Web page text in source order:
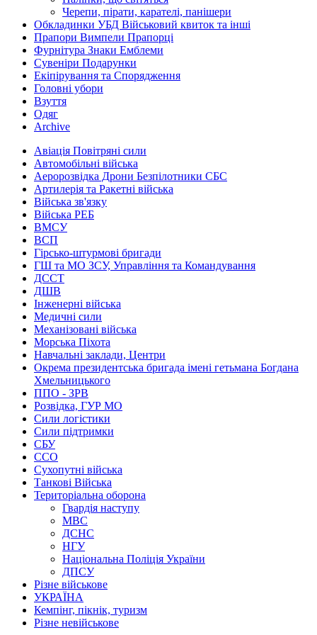
Черепи, пірати, карателі, панішери
Обкладинки УБД Військовий квиток та інші
Прапори Вимпели Прапорці
Фурнітура Знаки Емблеми
Сувеніри Подарунки
Екіпірування та Спорядження
Головні убори
Взуття
Одяг
Archive
Авіація Повітряні сили
Автомобільні війська
Аеророзвідка Дрони Безпілотники СБС
Артилерія та Ракетні війська
Війська зв'язку
Війська РЕБ
ВМСУ
ВСП
Гірсько-штурмові бригади
ГШ та МО ЗСУ, Управління та Командування
ДССТ
ДШВ
Інженерні війська
Медичні сили
Механізовані війська
Морська Піхота
Навчальні заклади, Центри
Окрема президентська бригада імені гетьмана Богдана
Хмельницького
ППО - ЗРВ
Розвідка, ГУР МО
Сили логістики
Сили підтримки
СБУ
ССО
Сухопутні війська
Танкові Війська
Територіальна оборона
Гвардія наступу
МВС
ДСНС
НГУ
Національна Поліція України
ДПСУ
Різне військове
УКРАЇНА
Кемпінг, пікнік, туризм
Різне невійськове